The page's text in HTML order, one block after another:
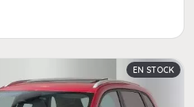
EN STOCK